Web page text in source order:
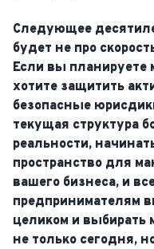
Следующее
будет не про
Если вы
хотите защитить
безопасные
текущая структура
реальности,
пространство для
вашего бизнеса, и
предпринимателям
целиком и выбирать
не только сегодня,